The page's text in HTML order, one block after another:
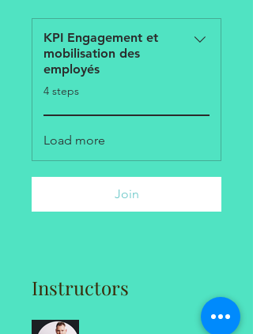
KPI Engagement et
mobilisation des
employés
.
4 steps
Load more
Join
Instructors